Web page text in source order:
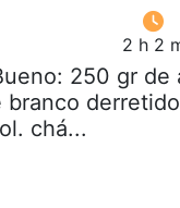
2 h 2
250 gr de
chá...